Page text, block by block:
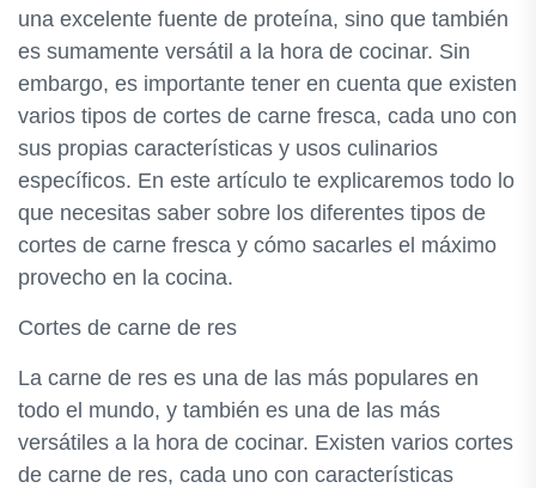
una excelente fuente de proteína, sino que también
es sumamente versátil a la hora de cocinar. Sin
embargo, es importante tener en cuenta que existen
varios tipos de cortes de carne fresca, cada uno con
sus propias características y usos culinarios
específicos. En este artículo te explicaremos todo lo
que necesitas saber sobre los diferentes tipos de
cortes de carne fresca y cómo sacarles el máximo
provecho en la cocina.
Cortes de carne de res
La carne de res es una de las más populares en
todo el mundo, y también es una de las más
versátiles a la hora de cocinar. Existen varios cortes
de carne de res, cada uno con características